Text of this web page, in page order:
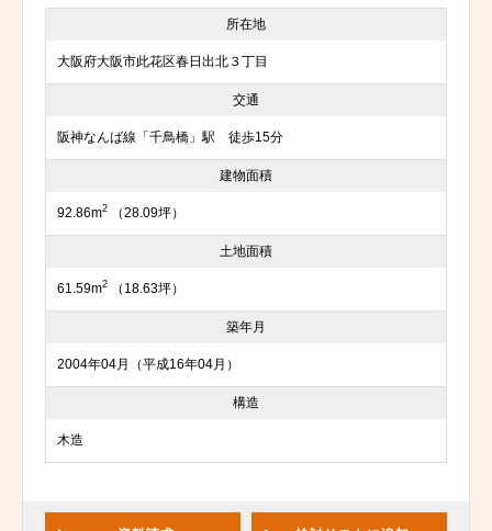
所在地
大阪府大阪市此花区春日出北３丁目
交通
阪神なんば線「千鳥橋」駅 徒歩15分
建物面積
92.86m2 （28.09坪）
土地面積
61.59m2 （18.63坪）
築年月
2004年04月（平成16年04月）
構造
木造